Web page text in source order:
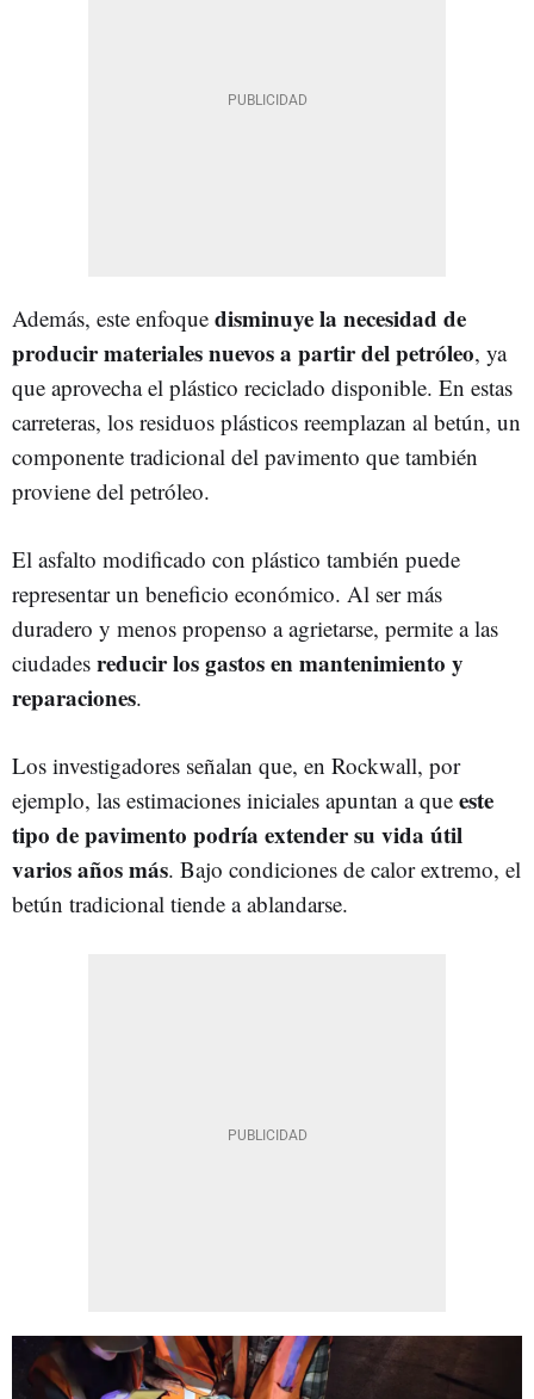
Además, este enfoque disminuye la necesidad de
producir materiales nuevos a partir del petróleo, ya
que aprovecha el plástico reciclado disponible. En estas
carreteras, los residuos plásticos reemplazan al betún, un
componente tradicional del pavimento que también
proviene del petróleo.
El asfalto modificado con plástico también puede
representar un beneficio económico. Al ser más
duradero y menos propenso a agrietarse, permite a las
ciudades reducir los gastos en mantenimiento y
reparaciones.
Los investigadores señalan que, en Rockwall, por
ejemplo, las estimaciones iniciales apuntan a que este
tipo de pavimento podría extender su vida útil
varios años más. Bajo condiciones de calor extremo, el
betún tradicional tiende a ablandarse.